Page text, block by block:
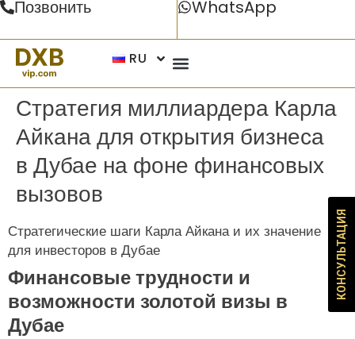
Позвонить WhatsApp
RU
Стратегия миллиардера Карла
Айкана для открытия бизнеса
в Дубае на фоне финансовых
вызовов
Стратегические шаги Карла Айкана и их значение
для инвесторов в Дубае
Финансовые трудности и
возможности золотой визы в
Дубае
КОНСУЛЬТАЦИЯ